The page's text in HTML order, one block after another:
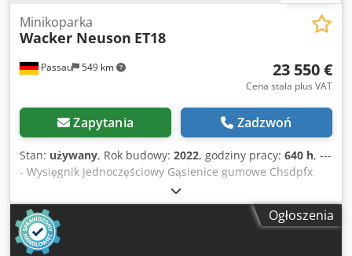
Passau 549 km
Minikoparka
Wacker Neuson ET18
23 550 €
Cena stała plus VAT
Zapytania Zadzwoń
Stan: używany, Rok budowy: 2022, godziny pracy: 640 h, ---
- Wysięgnik jednoczęściowy Gąsienice gumowe Chsdpfx
Abjzn Ha Ro Aea Lemiesz spychowy W zestawie
szybkozłącze MS01 Lokalizacja: Aachen
Ogłoszenia